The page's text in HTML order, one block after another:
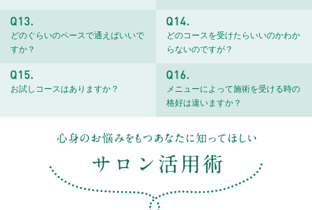
どのぐらいのペースで通えばいいで
すか？
どのコースを受けたらいいのかわか
らないのですが？
お試しコースはありますか？
メニューによって施術を受ける時の
格好は違いますか？